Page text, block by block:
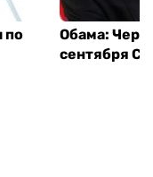
по
Обама:
сентября